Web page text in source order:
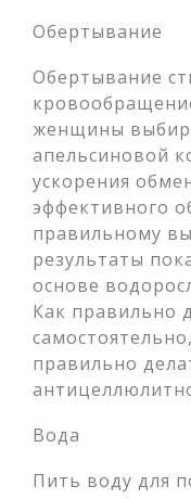
Обертывание
Обертывание
женщины
апельсиновой
ускорения
эффективного
правильному
результаты
основе
Как правильно
правильно
Вода
Пить воду для